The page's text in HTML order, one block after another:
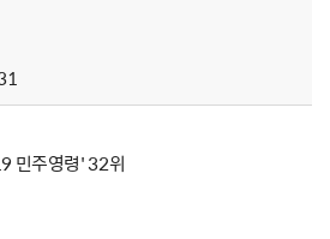
민주영령' 32위